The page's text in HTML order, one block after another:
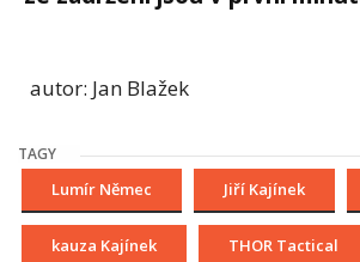
autor: Jan Blažek
TAGY
Lumír Němec Jiří Kajínek
kauza Kajínek THOR Tactical